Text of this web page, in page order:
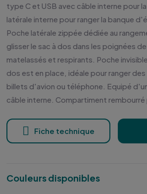
type C et USB avec câble interne pour
latérale interne pour ranger la banque
Poche latérale zippée dédiée au
glisser le sac à dos dans les poignées
matelassés et respirants. Poche
dos est en place, idéale pour ranger
billets d'avion ou téléphone. Equipé
câble interne. Compartiment
Fiche technique
Couleurs disponibles